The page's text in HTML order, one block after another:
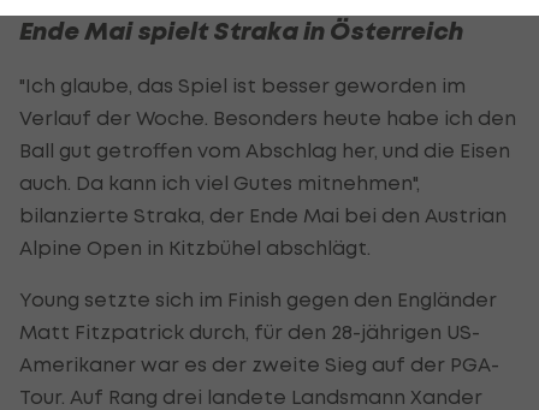
Ende Mai spielt Straka in Österreich
"Ich glaube, das Spiel ist besser geworden im
Verlauf der Woche. Besonders heute habe ich den
Ball gut getroffen vom Abschlag her, und die Eisen
auch. Da kann ich viel Gutes mitnehmen",
bilanzierte Straka, der Ende Mai bei den Austrian
Alpine Open in Kitzbühel abschlägt.
Young setzte sich im Finish gegen den Engländer
Matt Fitzpatrick durch, für den 28-jährigen US-
Amerikaner war es der zweite Sieg auf der PGA-
Tour. Auf Rang drei landete Landsmann Xander